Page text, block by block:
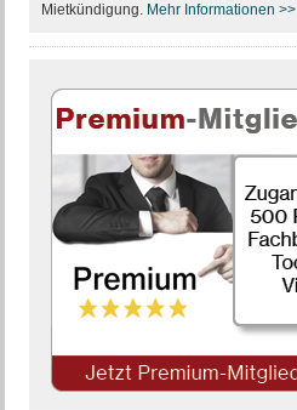
Mietkündigung. Mehr Informationen >>